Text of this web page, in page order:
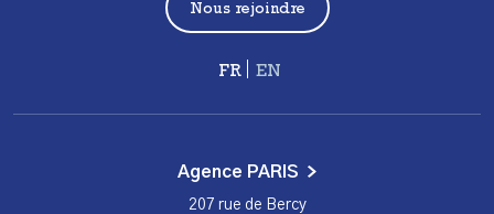
Nous rejoindre
Français
Agence PARIS
207 rue de Bercy